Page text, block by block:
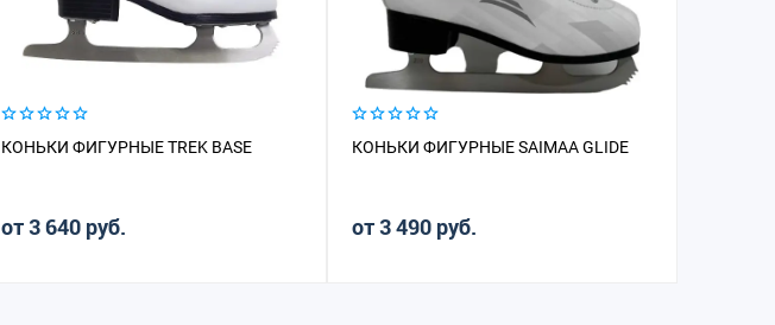
КОНЬКИ ФИГУРНЫЕ TREK BASE
от 3 640 руб.
КОНЬКИ ФИГУРНЫЕ SAIMAA GLIDE
от 3 490 руб.